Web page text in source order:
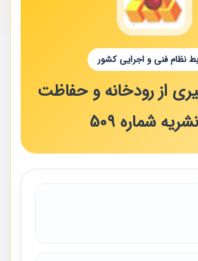
نظام فنی و اجرایی کشور
از رودخانه و حفاظت
شماره 509